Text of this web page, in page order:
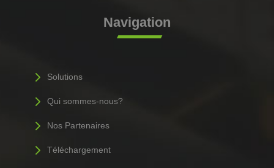
Navigation
5 Solutions
5 Qui sommes-nous?
5 Nos Partenaires
5 Téléchargement